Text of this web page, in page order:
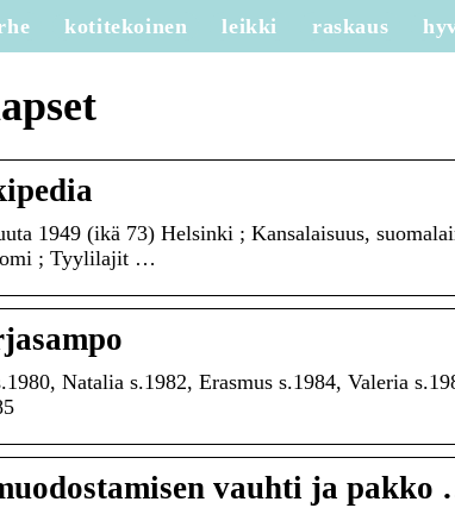
kotitekoinen leikki raskaus
1949 (ikä 73) Helsinki ; Kansalaisuus,
; Tyylilajit …
Natalia s.1982, Erasmus s.1984, Valeria
vauhti ja pakko